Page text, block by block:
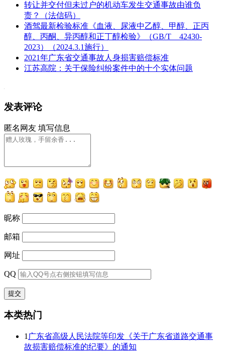
转让并交付但未过户的机动车发生交通事故由谁负
责？（法信码）
酒驾最新检验标准《血液、尿液中乙醇、甲醇、正丙
醇、丙酮、异丙醇和正丁醇检验》（GB/T 42430-
2023）（2024.3.1施行）
2021年广东省交通事故人身损害赔偿标准
江苏高院：关于保险纠纷案件中的十个实体问题
发表评论
匿名网友 填写信息
昵称
邮箱
网址
QQ
本类热门
1 广东省高级人民法院等印发《关于广东省道路交通事
故损害赔偿标准的纪要》的通知